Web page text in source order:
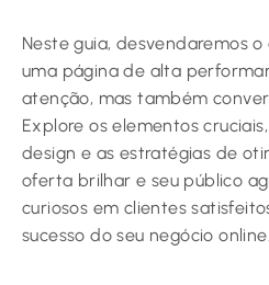
Neste guia, desvendaremos
uma página de alta
atenção, mas também
Explore os elementos
design e as estratégias de
oferta brilhar e seu público
curiosos em clientes
sucesso do seu negócio online.